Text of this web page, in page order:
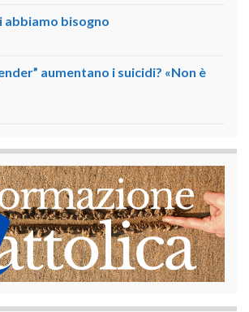
abbiamo bisogno
aumentano i suicidi? «Non è